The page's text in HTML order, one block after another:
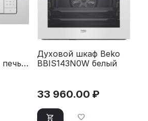
Духовой шкаф Beko
BBIS143N0W белый
33 960.00 ₽